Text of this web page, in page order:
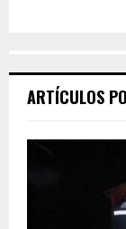
ARTÍCULOS